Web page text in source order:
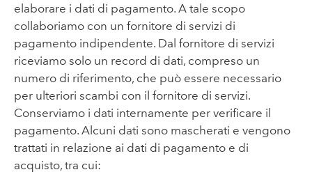
elaborare i dati di pagamento. A tale scopo
collaboriamo con un fornitore di servizi di
pagamento indipendente. Dal fornitore di servizi
riceviamo solo un record di dati, compreso un
numero di riferimento, che può essere necessario
per ulteriori scambi con il fornitore di servizi.
Conserviamo i dati internamente per verificare il
pagamento. Alcuni dati sono mascherati e vengono
trattati in relazione ai dati di pagamento e di
acquisto, tra cui: